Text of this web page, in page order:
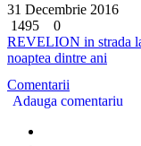
31 Decembrie 2016
1495
0
REVELION in strada
noaptea dintre ani
Comentarii
Adauga comentariu